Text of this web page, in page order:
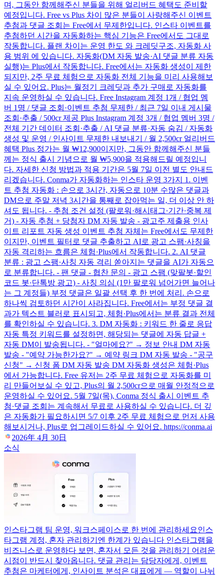
며, 그동안 함께해주신 분들을 위해 얼리버드 혜택도 준비할
예정입니다. Free vs Plus 차이 많은 분들이 사랑해주신 이벤트
추첨과 댓글 조회는 Free에서 무제한입니다. 인스타 이벤트를
추첨하던 시간을 자동화하는 핵심 기능은 Free에서도 그대로
작동합니다. 플랜 차이는 운영 한도 와 크레딧구조, 자동화 사
용 범위 에 있습니다. 자동화(DM 자동 발송·AI 댓글 분류 자동
실행)는 Plus에서 작동합니다. Free에서는 자동화 생성이 제한
되지만, 2주 무료 체험으로 자동화 전체 기능을 미리 사용해보
실 수 있어요. Plus는 월정기 크레딧과 추가 구매로 자동화를
지속 운영하실 수 있습니다. Free Instagram 계정 1개 / 협업 멤
버 1명 / 댓글 조회·이벤트 추첨 무제한 / 최근 7일 이내 게시물
조회·추출 / 500cr 제공 Plus Instagram 계정 3개 / 협업 멤버 3명 /
전체 기간 데이터 조회·추출 / AI 댓글 분류·자동 숨김 / 자동화
생성 및 운영 / 인사이트 무제한 내보내기 / 월 2,500cr 얼리버드
혜택 Plus 정가는 월 ₩12,900이지만, 그동안 함께해주신 분들
께는 정식 출시 기념으로 월 ₩5,900을 적용해드릴 예정입니
다. 자세한 신청 방법과 적용 기간은 5월 7일 이전 별도 안내드
리겠습니다. Conma가 자동화하는 인스타 운영 3가지 1. 이벤
트 추첨 자동화 : 손으로 3시간, 자동으로 10분 수많은 댓글과
DM으로 주말 저녁 3시간을 통째로 잡아먹는 일, 더 이상 안 하
셔도 됩니다. - 추첨 조건 설정 (팔로워·해시태그·기간·중복 제
거) - 자동 추첨 + 당첨자 DM 자동 발송 - 광고주 제출용 인사
이트 리포트 자동 생성 이벤트 추첨 자체는 Free에서도 무제한
이지만, 이벤트 필터로 댓글 추출하고 AI로 광고 스팸·사칭을
자동 격리하는 흐름은 체험·Plus에서 작동합니다. 2. AI 댓글
분류 : 광고 스팸·사칭 자동 격리 쏟아지는 댓글을 AI가 자동으
로 분류합니다. - 팬 댓글 - 협찬 문의 - 광고 스팸 (맞팔봇·할인
코드 봇·단톡방 광고) - 사칭 의심 (1만 팔로워 넘어가면 늘어나
는 그 계정들) 부정 댓글은 일괄 선택 후 한 번에 처리. 손으로
하나씩 검토하던 시간이 사라집니다. Free에서는 부정 댓글 결
과가 텍스트 블러로 표시되고, 체험·Plus에서는 분류 결과 전체
를 확인하실 수 있습니다. 3. DM 자동화 : 키워드 한 줄로 응답
자동 특정 키워드를 설정하면, 해당되는 댓글에 자동 답글 +
자동 DM이 발송됩니다. - "얼마에요?" → 정보 안내 DM 자동
발송 - "예약 가능한가요?" → 예약 링크 DM 자동 발송 - "공구
신청" → 신청 폼 DM 자동 발송 DM 자동화 생성은 체험·Plus
에서 가능합니다. Free 유저는 2주 무료 체험으로 자동화를 미
리 만들어보실 수 있고, Plus의 월 2,500cr으로 매월 안정적으로
운영하실 수 있어요. 5월 7일(목), Conma 정식 출시 이벤트 추
첨·댓글 조회는 계속해서 무료로 사용하실 수 있습니다. 더 깊
은 자동화가 필요하시면 5/7 이후 2주 무료 체험으로 먼저 사용
해보시거나, Plus로 업그레이드하실 수 있어요. https://conma.ai
2026年 4月 30日
소식
인스타그램 팀 운영, 워크스페이스로 한 번에 관리하세요인스
타그램 계정, 혼자 관리하기엔 한계가 있습니다 인스타그램을
비즈니스로 운영하다 보면, 혼자서 모든 것을 관리하기 어려운
시점이 반드시 찾아옵니다. 댓글 관리는 담당자에게, 이벤트
추첨은 마케터에게, 인사이트 분석은 대표에게 — 역할이 나뉘